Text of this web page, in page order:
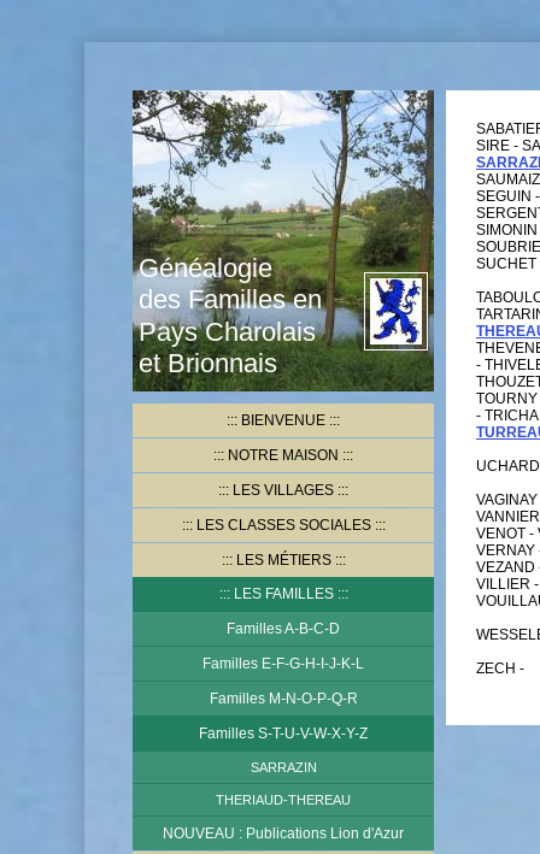
Généalogie
des Familles en
Pays Charolais
et Brionnais
BIENVENUE
NOTRE MAISON
LES VILLAGES
LES CLASSES SOCIALES
LES MÉTIERS
LES FAMILLES
Familles A-B-C-D
Familles E-F-G-H-I-J-K-L
Familles M-N-O-P-Q-R
Familles S-T-U-V-W-X-Y-Z
SARRAZIN
THERIAUD-THEREAU
NOUVEAU : Publications Lion d'Azur
SIRE -
SEGUIN
SUCHET
-
-
VENOT -
VERNAY
VEZAND
VILLIER
ZECH -